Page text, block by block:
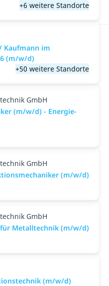
+6 weitere Standorte
Kaufmann im
(m/w/d)
+50 weitere Standorte
GmbH
(m/w/d) - Energie-
GmbH
(m/w/d)
GmbH
für Metalltechnik (m/w/d)
(m/w/d)